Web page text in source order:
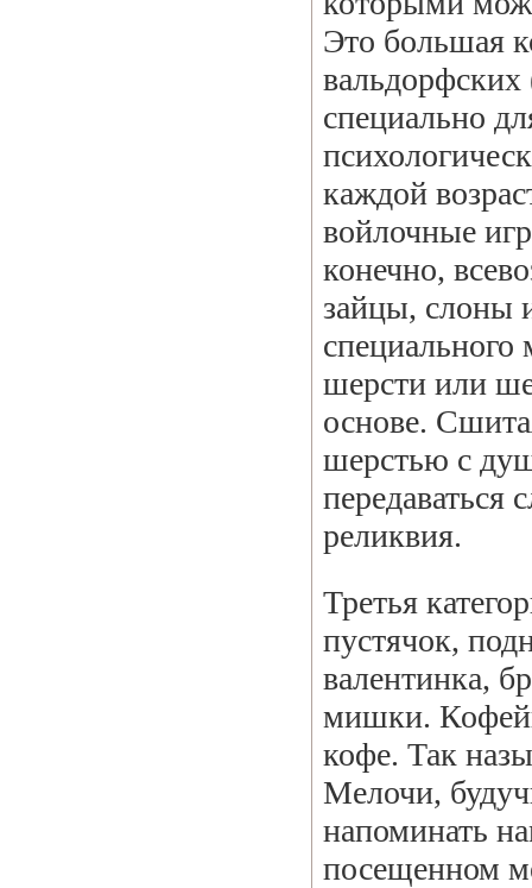
Это большая
специально
каждой
войлочные
конечно,
зайцы, слоны
специального
шерсти или
основе.
шерстью с
реликвия.
Третья
пустячок,
валентинка,
мишки.
кофе. Так
Мелочи,
напоминать
посещенном